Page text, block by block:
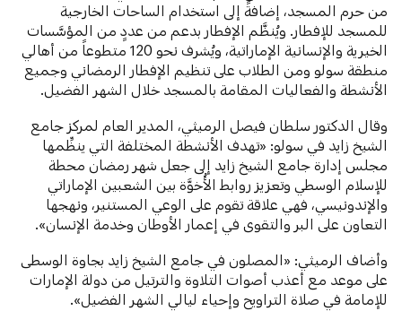
من حرم المسجد، إضافةً إلى استخدام الساحات الخارجية
للمسجد للإفطار. ويُنظَّم الإفطار بدعم من عددٍ من المؤسَّسات
الخيرية والإنسانية الإماراتية، ويُشرف نحو 120 متطوعاً من أهالي
منطقة سولو ومن الطلاب على تنظيم الإفطار الرمضاني وجميع
الأنشطة والفعاليات المقامة بالمسجد خلال الشهر الفضيل.
وقال الدكتور سلطان فيصل الرميثي، المدير العام لمركز جامع
الشيخ زايد في سولو: «تهدف الأنشطة المختلفة التي ينظِّمها
مجلس إدارة جامع الشيخ زايد إلى جعل شهر رمضان محطة
للإسلام الوسطي وتعزيز روابط الأُخوَّة بين الشعبين الإماراتي
والإندونيسي، فهي علاقة تقوم على الوعي المستنير، ونهجها
التعاون على البر والتقوى في إعمار الأوطان وخدمة الإنسان».
وأضاف الرميثي: «المصلون في جامع الشيخ زايد بجاوة الوسطى
على موعد مع أعذب أصوات التلاوة والترتيل من دولة الإمارات
للإمامة في صلاة التراويح وإحياء ليالي الشهر الفضيل».